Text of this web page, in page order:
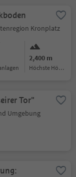
Kronplatz
2,400 m
Höchste Höhe:
Tor"
Umgebung